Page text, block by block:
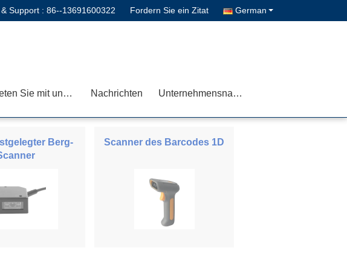
Support : 86--13691600322 Fordern Sie ein Zitat German
Treten Sie mit uns in Verbindung Nachrichten Unternehmensnachrichten
Berg-
Scanner des Barcodes 1D